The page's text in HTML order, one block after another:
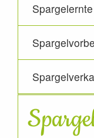
Spargelernte